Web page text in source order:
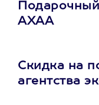
АХАА
Скидка на
агентства